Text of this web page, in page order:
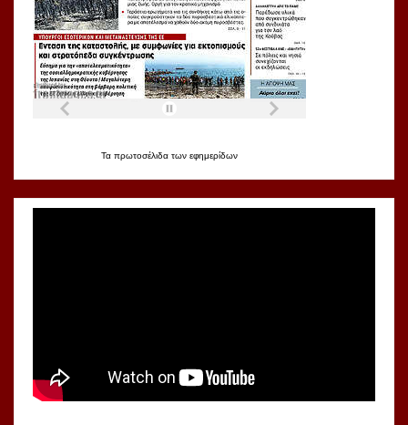
Τα πρωτοσέλιδα των εφημερίδων